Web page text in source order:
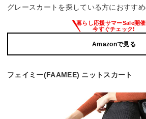
グレースカートを探している方におすすめ
Amazonで見る
フェイミー(FAAMEE) ニットスカート